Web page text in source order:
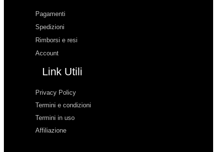
Pagamenti
Spedizioni
Rimborsi e resi
Account
Link Utili
Privacy Policy
Termini e condizioni
Termini in uso
Affiliazione